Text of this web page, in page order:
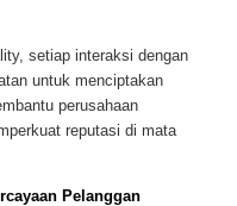
setiap interaksi dengan
untuk menciptakan
perusahaan
reputasi di mata
Pelanggan